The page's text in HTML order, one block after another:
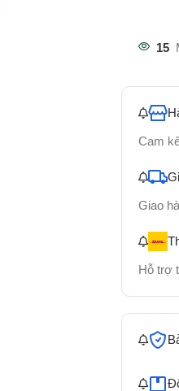
15
Cam
Giao
Hỗ trợ